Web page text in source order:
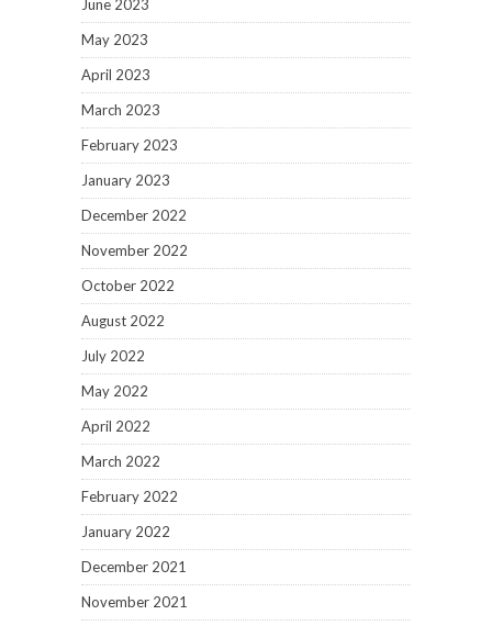
June 2023
May 2023
April 2023
March 2023
February 2023
January 2023
December 2022
November 2022
October 2022
August 2022
July 2022
May 2022
April 2022
March 2022
February 2022
January 2022
December 2021
November 2021